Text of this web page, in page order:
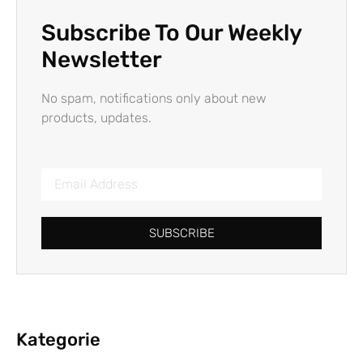
Subscribe To Our Weekly
Newsletter
No spam, notifications only about new
products, updates.
SUBSCRIBE
Kategorie